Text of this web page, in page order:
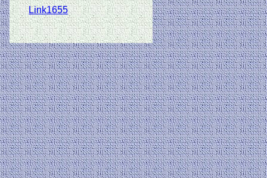
Link1655